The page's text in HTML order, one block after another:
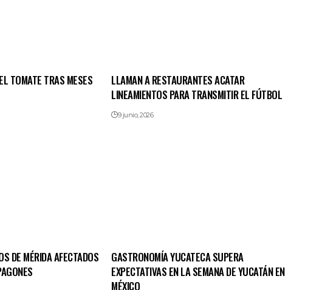
TOMATE TRAS MESES
LLAMAN A RESTAURANTES ACATAR
LINEAMIENTOS PARA TRANSMITIR EL FÚTBOL
9 junio, 2026
DE MÉRIDA AFECTADOS
GASTRONOMÍA YUCATECA SUPERA
EXPECTATIVAS EN LA SEMANA DE YUCATÁN EN
MÉXICO